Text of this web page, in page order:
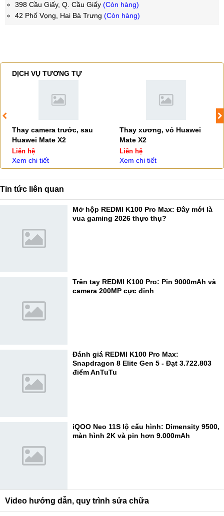
398 Cầu Giấy, Q. Cầu Giấy (Còn hàng)
42 Phố Vọng, Hai Bà Trưng (Còn hàng)
DỊCH VỤ TƯƠNG TỰ
Thay camera trước, sau
Huawei Mate X2
Liên hệ
Xem chi tiết
Thay xương, vỏ Huawei
Mate X2
Liên hệ
Xem chi tiết
Tin tức liên quan
Mở hộp REDMI K100 Pro Max: Đây mới là
vua gaming 2026 thực thụ?
Trên tay REDMI K100 Pro: Pin 9000mAh và
camera 200MP cực đỉnh
Đánh giá REDMI K100 Pro Max:
Snapdragon 8 Elite Gen 5 - Đạt 3.722.803
điểm AnTuTu
iQOO Neo 11S lộ cấu hình: Dimensity 9500,
màn hình 2K và pin hơn 9.000mAh
Video hướng dẫn, quy trình sửa chữa